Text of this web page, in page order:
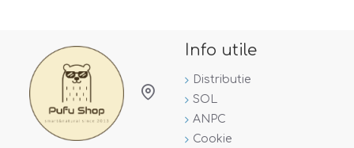
Info utile
Distributie
SOL
ANPC
Cookie